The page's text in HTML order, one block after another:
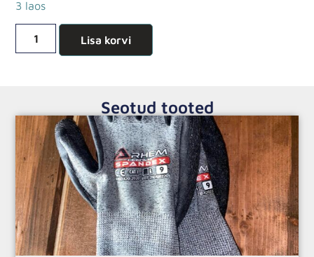
3 laos
Lisa korvi
Seotud tooted